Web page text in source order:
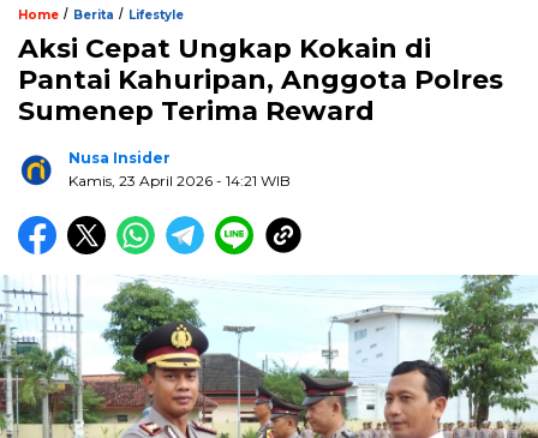
Home / Berita / Lifestyle
Aksi Cepat Ungkap Kokain di
Pantai Kahuripan, Anggota Polres
Sumenep Terima Reward
Nusa Insider
Kamis, 23 April 2026 - 14:21 WIB